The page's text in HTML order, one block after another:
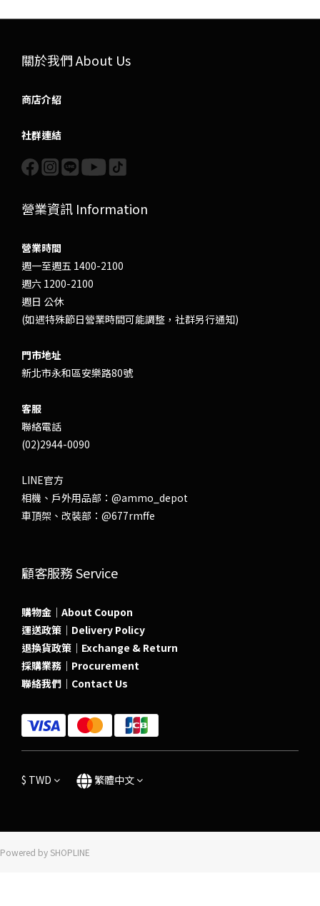
關於我們 About Us
商店介紹
社群連結
營業資訊 Information
營業時間
週一至週五 1400-2100
週六 1200-2100
週日 公休
(如遇特殊節日營業時間可能調整，社群另行通知)
門市地址
新北市永和區安樂路80號
客服
聯絡電話
(02)2944-0090
LINE官方
相機、戶外用品部： @ammo_depot
車頂架、改裝部： @677rmffe
顧客服務 Service
購物金｜About Coupon
運送政策｜Delivery Policy
退換貨政策｜Exchange & Return
採購業務｜Procurement
聯絡我們｜Contact Us
$ TWD 繁體中文
Powered by SHOPLINE